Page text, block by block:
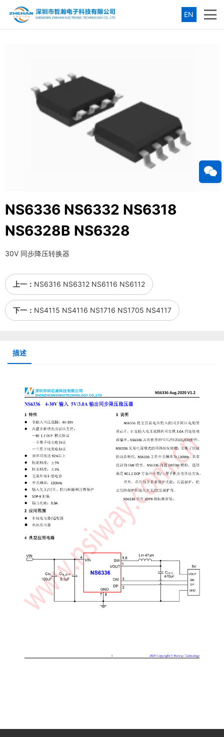
EN
NS6336 NS6332 NS6318
NS6328B NS6328
30V 同步降压转换器
上一： NS6316 NS6312 NS6116 NS6112
下一： NS4115 NS4116 NS1716 NS1705 NS4117
描述